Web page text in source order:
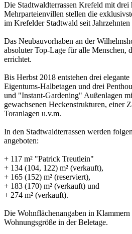
Die Stadtwaldterrassen Krefeld mit drei
Mehrparteienvillen stellen die
im Krefelder Stadtwald seit Jahrzehnten
Das Neubauvorhaben an der
absoluter Top-Lage für alle Menschen,
errichtet.
Bis Herbst 2018 entstehen drei
Eigentums-Halbetagen und drei
und "Instant-Gardening" Außenlagen
gewachsenen Heckenstrukturen, einer
Toranlagen u.v.m.
In den Stadtwaldterrassen werden
angeboten:
+ 117 m² "Patrick Treutlein"
+ 134 (104, 122) m² (verkauft),
+ 165 (152) m² (reserviert),
+ 183 (170) m² (verkauft) und
+ 274 m² (verkauft).
Die Wohnflächenangaben in
Wohnungsgröße in der Beletage.